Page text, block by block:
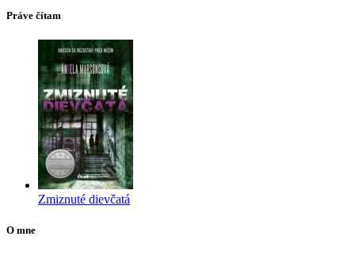
Práve čítam
Zmiznuté dievčatá
O mne